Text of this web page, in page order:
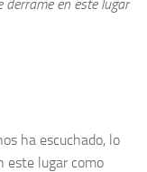
derrame en este lugar
ha escuchado, lo
este lugar como